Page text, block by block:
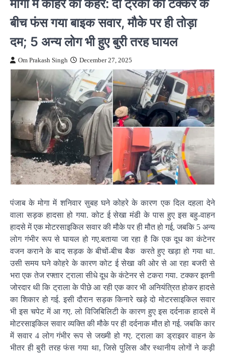
बीच फंस गया बाइक सवार, मौके पर ही तोड़ा
दम; 5 अन्य लोग भी हुए बुरी तरह घायल
Om Prakash Singh December 27, 2025
पंजाब के मोगा में शनिवार सुबह घने कोहरे के कारण एक दिल दहला देने
वाला सड़क हादसा हो गया. कोट ई सेखा मंडी के पास हुए इस बहु-वाहन
हादसे में एक मोटरसाइकिल सवार की मौके पर ही मौत हो गई, जबकि 5 अन्य
लोग गंभीर रूप से घायल हो गए.बताया जा रहा है कि एक दूध का कंटेनर
वजन कराने के बाद सड़क के बीचों-बीच बैक करते हुए खड़ा हो गया था.
उसी समय घने कोहरे के कारण कोट ई सेखा की ओर से आ रहा बजरी से
भरा एक तेज रफ्तार ट्राला सीधे दूध के कंटेनर से टकरा गया. टक्कर इतनी
जोरदार थी कि ट्राला के पीछे आ रही एक कार भी अनियंत्रित होकर हादसे
का शिकार हो गई. इसी दौरान सड़क किनारे खड़े दो मोटरसाइकिल सवार
भी इस चपेट में आ गए. लो विजिबिलिटी के कारण हुए इस दर्दनाक हादसे में
मोटरसाइकिल सवार व्यक्ति की मौके पर ही दर्दनाक मौत हो गई. जबकि कार
में सवार 4 लोग गंभीर रूप से जख्मी हो गए. ट्राला का ड्राइवर वाहन के
भीतर ही बुरी तरह फंस गया था, जिसे पुलिस और स्थानीय लोगों ने कड़ी